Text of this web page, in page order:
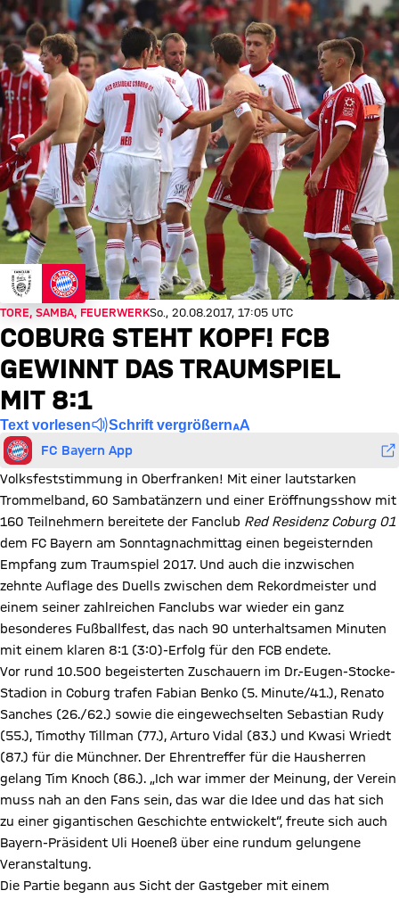
TORE, SAMBA, FEUERWERKSo., 20.08.2017, 17:05 UTC
COBURG STEHT KOPF! FCB
GEWINNT DAS TRAUMSPIEL
MIT 8:1
Text vorlesen Schrift vergrößern
FC Bayern App
Volksfeststimmung in Oberfranken! Mit einer lautstarken
Trommelband, 60 Sambatänzern und einer Eröffnungsshow mit
160 Teilnehmern bereitete der Fanclub Red Residenz Coburg 01
dem FC Bayern am Sonntagnachmittag einen begeisternden
Empfang zum Traumspiel 2017. Und auch die inzwischen
zehnte Auflage des Duells zwischen dem Rekordmeister und
einem seiner zahlreichen Fanclubs war wieder ein ganz
besonderes Fußballfest, das nach 90 unterhaltsamen Minuten
mit einem klaren 8:1 (3:0)-Erfolg für den FCB endete.
Vor rund 10.500 begeisterten Zuschauern im Dr.-Eugen-Stocke-
Stadion in Coburg trafen Fabian Benko (5. Minute/41.), Renato
Sanches (26./62.) sowie die eingewechselten Sebastian Rudy
(55.), Timothy Tillman (77.), Arturo Vidal (83.) und Kwasi Wriedt
(87.) für die Münchner. Der Ehrentreffer für die Hausherren
gelang Tim Knoch (86.). „Ich war immer der Meinung, der Verein
muss nah an den Fans sein, das war die Idee und das hat sich
zu einer gigantischen Geschichte entwickelt“, freute sich auch
Bayern-Präsident Uli Hoeneß über eine rundum gelungene
Veranstaltung.
Die Partie begann aus Sicht der Gastgeber mit einem